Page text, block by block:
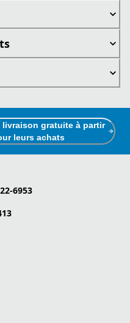
livraison gratuite à partir
leurs achats
6953